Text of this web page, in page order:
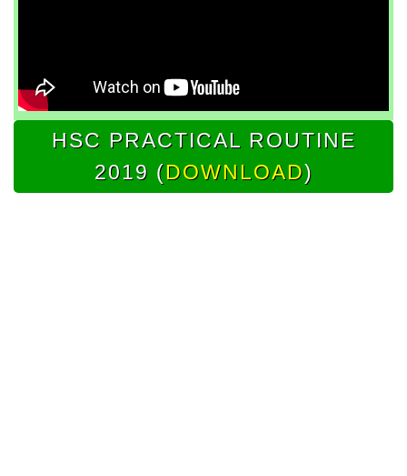
HSC PRACTICAL ROUTINE
2019 (DOWNLOAD)